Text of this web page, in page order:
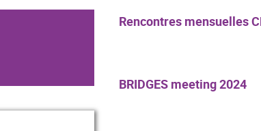
Rencontres mensuelles
BRIDGES meeting 2024